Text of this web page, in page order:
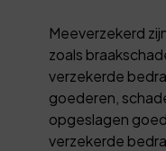
Meeverzekerd
zoals
verzekerde
goederen,
opgeslagen
verzekerde